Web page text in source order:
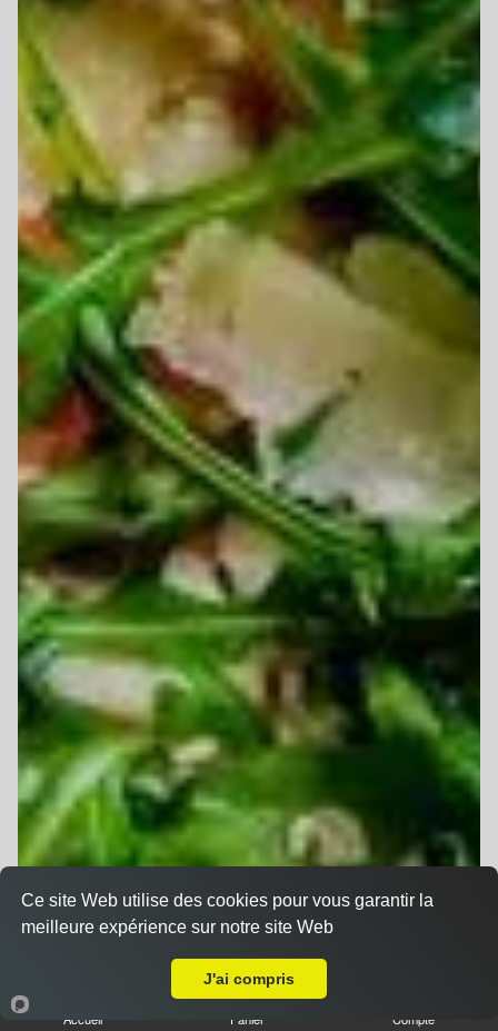
Accueil Panier Compte
Ce site Web utilise des cookies pour vous garantir la
meilleure expérience sur notre site Web
J'ai compris